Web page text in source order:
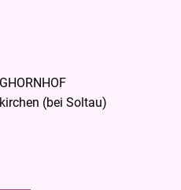
(bei Soltau)